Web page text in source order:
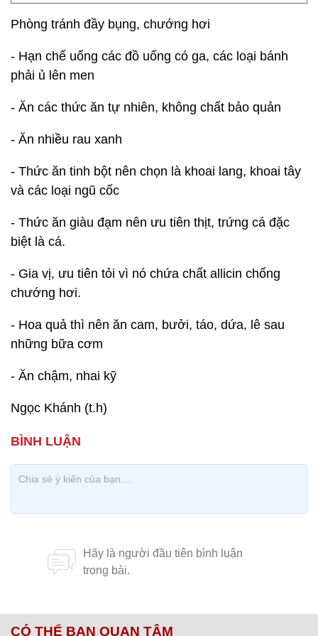
Phòng tránh đầy bụng, chướng hơi
- Hạn chế uống các đồ uống có ga, các loại bánh
phải ủ lên men
- Ăn các thức ăn tự nhiên, không chất bảo quản
- Ăn nhiều rau xanh
- Thức ăn tinh bột nên chọn là khoai lang, khoai tây
và các loại ngũ cốc
- Thức ăn giàu đạm nên ưu tiên thịt, trứng cá đặc
biệt là cá.
- Gia vị, ưu tiên tỏi vì nó chứa chất allicin chống
chướng hơi.
- Hoa quả thì nên ăn cam, bưởi, táo, dứa, lê sau
những bữa cơm
- Ăn chậm, nhai kỹ
Ngọc Khánh (t.h)
CÓ THỂ BẠN QUAN TÂM